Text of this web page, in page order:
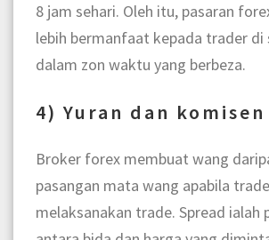
8 jam sehari. Oleh itu, pasaran
lebih bermanfaat kepada trader di
dalam zon waktu yang berbeza.
4) Yuran dan komisen
Broker forex membuat wang
pasangan mata wang apabila
melaksanakan trade. Spread ialah